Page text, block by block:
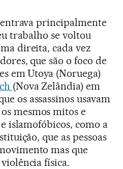
principalmente
trabalho se voltou
direita, cada vez
que são o foco de
em Utoya (Noruega)
(Nova Zelândia) em
os assassinos usavam
mesmos mitos e
islamofóbicos, como a
que as pessoas
mas que
física.